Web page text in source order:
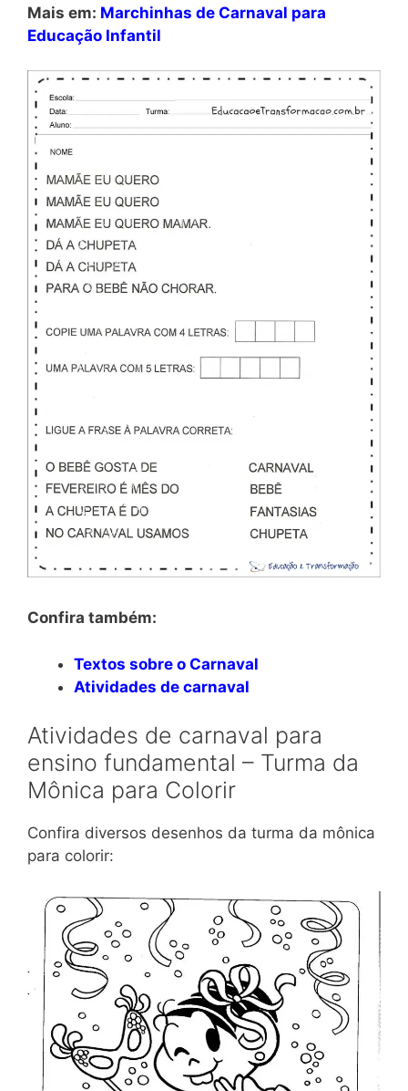
Mais em: Marchinhas de Carnaval para
Educação Infantil
Confira também:
Textos sobre o Carnaval
Atividades de carnaval
Atividades de carnaval para
ensino fundamental – Turma da
Mônica para Colorir
Confira diversos desenhos da turma da mônica
para colorir: